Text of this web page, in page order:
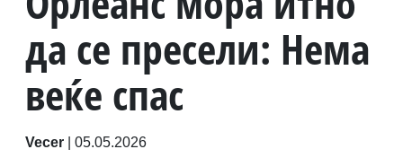
да се пресели: Нема
веќе спас
Vecer 05.05.2026